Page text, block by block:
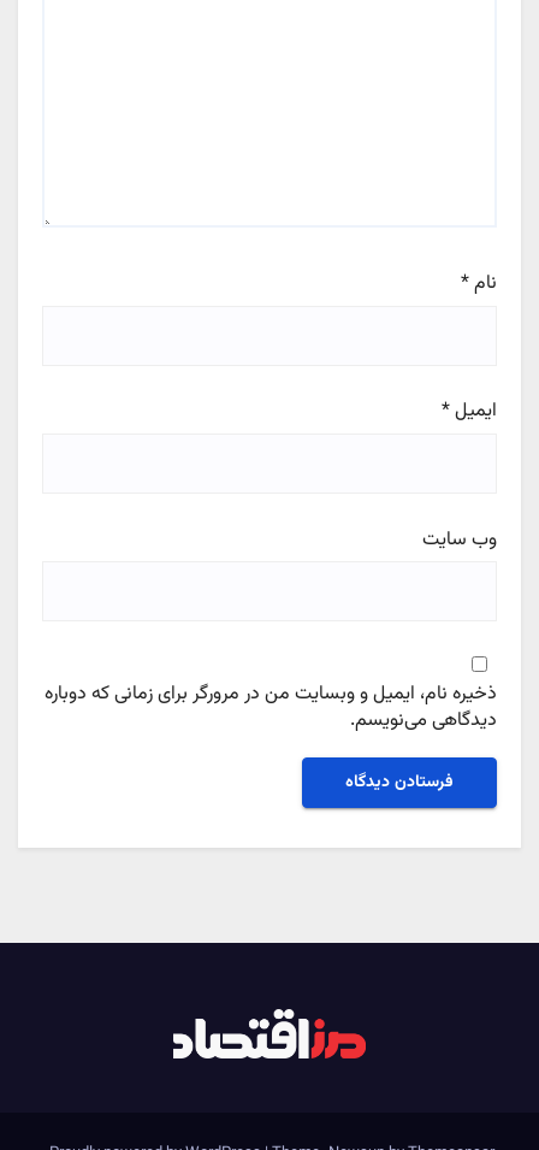
نام*
ایمیل*
وب‌ سایت
ذخیره نام، ایمیل و وبسایت من در مرورگر برای زمانی که دوباره
دیدگاهی می‌نویسم.